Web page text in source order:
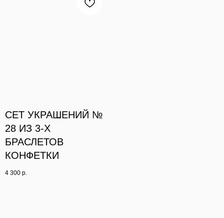
СЕТ УКРАШЕНИЙ №
28 ИЗ 3-Х
БРАСЛЕТОВ
КОНФЕТКИ
4 300 р.